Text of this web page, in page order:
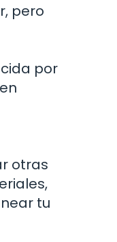
pero
por
otras
tu